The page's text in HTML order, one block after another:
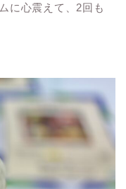
に心震えて、2回も